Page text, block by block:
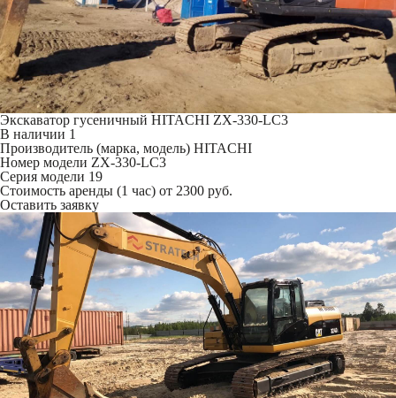
Экскаватор гусеничный HITACHI ZX-330-LC3
В наличии 1
Производитель (марка, модель) HITACHI
Номер модели ZX-330-LC3
Серия модели 19
Стоимость аренды (1 час) от 2300 руб.
Оставить заявку